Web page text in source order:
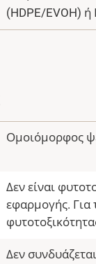
(HDPE/EVOH) ή
Ομοιόμορφος
Δεν είναι
εφαρμογής. Για
Δεν